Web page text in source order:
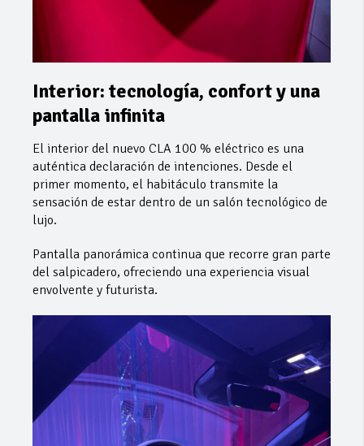
Interior: tecnología, confort y una
pantalla infinita
El interior del nuevo CLA 100 % eléctrico es una
auténtica declaración de intenciones. Desde el
primer momento, el habitáculo transmite la
sensación de estar dentro de un salón tecnológico de
lujo.
Pantalla panorámica continua que recorre gran parte
del salpicadero, ofreciendo una experiencia visual
envolvente y futurista.